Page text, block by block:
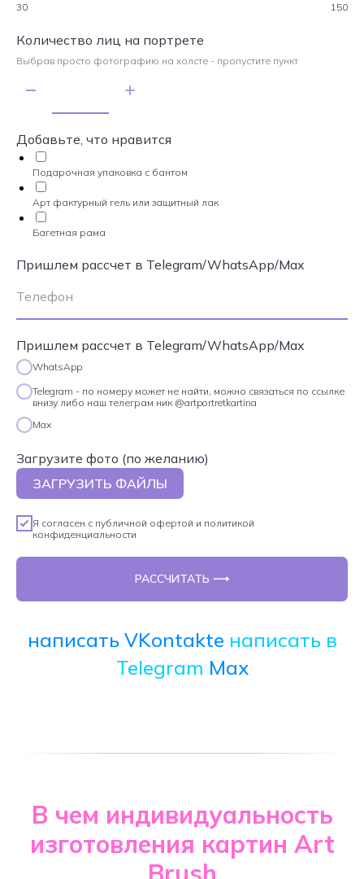
30 150
Количество лиц на портрете
Выбрав просто фотографию на холсте - пропустите пункт
Добавьте, что нравится
Подарочная упаковка с бантом
Арт фактурный гель или защитный лак
Багетная рама
Пришлем рассчет в Telegram/WhatsApp/Max
Пришлем рассчет в Telegram/WhatsApp/Max
WhatsApp
Telegram - по номеру может не найти, можно связаться по ссылке
внизу либо наш телеграм ник @artportretkartina
Max
Загрузите фото (по желанию)
ЗАГРУЗИТЬ ФАЙЛЫ
Я согласен с публичной офертой и политикой
конфиденциальности
РАССЧИТАТЬ ⟶
написать VKontakte написать в
Telegram Max
В чем индивидуальность
изготовления картин Art